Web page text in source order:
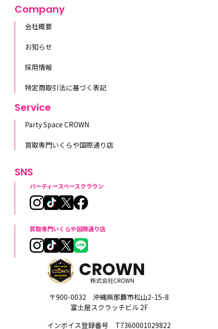
〒900-0032 沖縄県那覇市松山2-15-8
富士屋スクラッチビル 2F
インボイス登録番号 T7360001029822
Company
会社概要
お知らせ
採用情報
特定商取引法に基づく表記
Service
Party Space CROWN
買取専門いくらや国際通り店
SNS
パーティースペースクラウン
買取専門いくらや国際通り店